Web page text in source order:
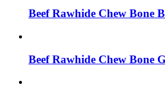
Beef Rawhide Chew Bone
Beef Rawhide Chew Bone